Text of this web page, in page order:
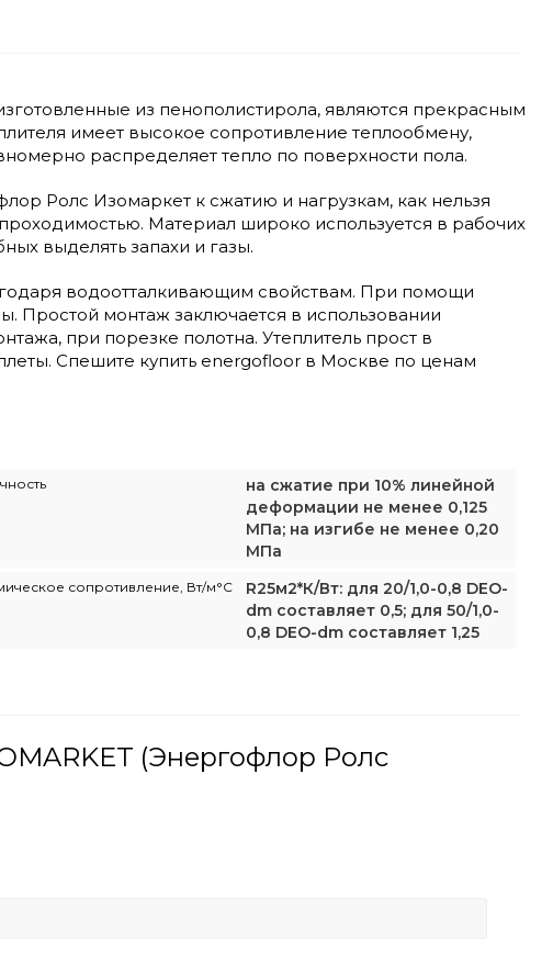
из пенополистирола, являются прекрасным
имеет высокое сопротивление теплообмену,
распределяет тепло по поверхности пола.
Ролс Изомаркет к сжатию и нагрузкам, как нельзя
Материал широко используется в рабочих
выделять запахи и газы.
водоотталкивающим свойствам. При помощи
Простой монтаж заключается в использовании
при порезке полотна. Утеплитель прост в
Спешите купить energofloor в Москве по ценам
на сжатие при 10% линейной
деформации не менее 0,125
МПа; на изгибе не менее 0,20
МПа
сопротивление, Вт/м°C
R25м2*К/Вт: для 20/1,0-0,8 DEO-
dm составляет 0,5; для 50/1,0-
0,8 DEO-dm составляет 1,25
(Энергофлор Ролс